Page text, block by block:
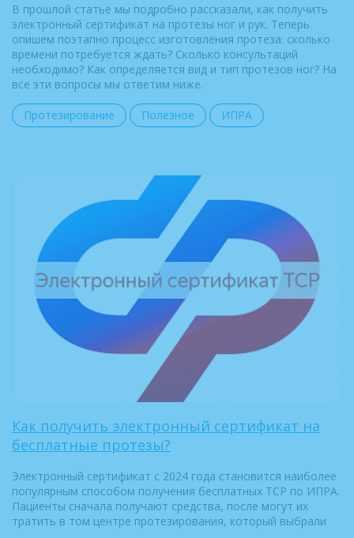
В прошлой статье мы подробно рассказали, как получить
электронный сертификат на протезы ног и рук. Теперь
опишем поэтапно процесс изготовления протеза: сколько
времени потребуется ждать? Сколько консультаций
необходимо? Как определяется вид и тип протезов ног? На
все эти вопросы мы ответим ниже.
Протезирование Полезное ИПРА
Как получить электронный сертификат на
бесплатные протезы?
Электронный сертификат с 2024 года становится наиболее
популярным способом получения бесплатных ТСР по ИПРА.
Пациенты сначала получают средства, после могут их
тратить в том центре протезирования, который выбрали